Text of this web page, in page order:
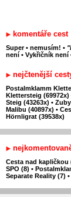
komentáře cest
Super • nemusím! •
není • Vykřičník není
nejčtenější
Postalmklamm
Klettersteig (69972x)
Steig (43263x) •
Malibu (40897x) •
Hörnligrat (39538x)
Cesta nad kapličkou
SPO (8) •
Separate Reality (7) •